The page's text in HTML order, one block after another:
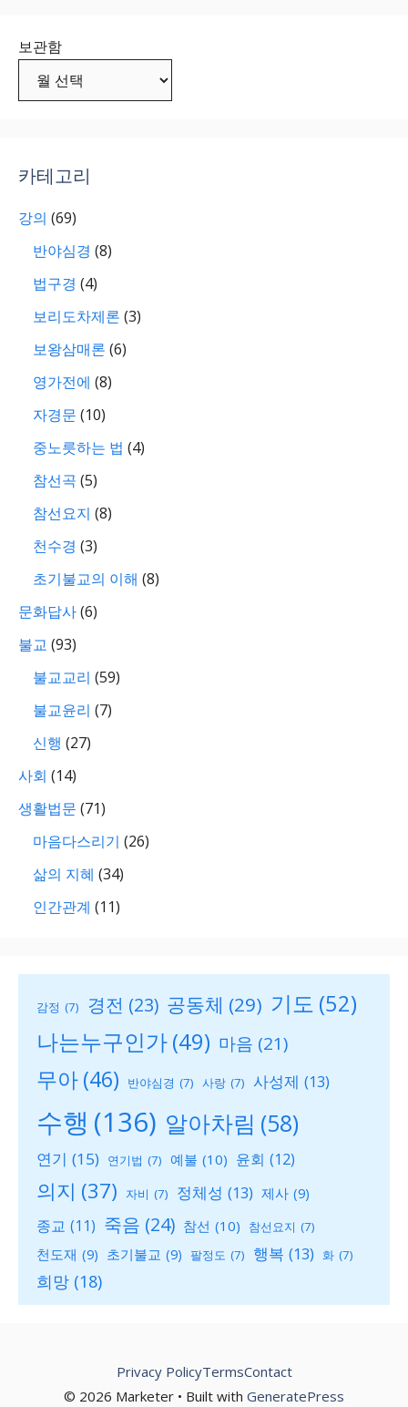
보관함
카테고리
강의 (69)
반야심경 (8)
법구경 (4)
보리도차제론 (3)
보왕삼매론 (6)
영가전에 (8)
자경문 (10)
중노릇하는 법 (4)
참선곡 (5)
참선요지 (8)
천수경 (3)
초기불교의 이해 (8)
문화답사(6)
불교 (93)
불교교리 (59)
불교윤리 (7)
신행 (27)
사회 (14)
생활법문 (71)
마음다스리기 (26)
삶의 지혜 (34)
인간관계 (11)
감정 (7) 경전 (23) 공동체 (29) 기도 (52)
나는누구인가(49) 마음 (21)
무아(46) 반야심경 (7) 사랑 (7) 사성제 (13)
수행 (136) 알아차림 (58)
연기 (15) 연기법 (7) 예불 (10) 윤회 (12)
의지 (37) 자비 (7) 정체성 (13) 제사 (9)
종교 (11) 죽음 (24) 참선 (10) 참선요지 (7)
천도재 (9) 초기불교 (9) 팔정도 (7) 행복 (13) 화 (7)
희망 (18)
© 2026 Marketer • Built with GeneratePress
Privacy PolicyTermsContact